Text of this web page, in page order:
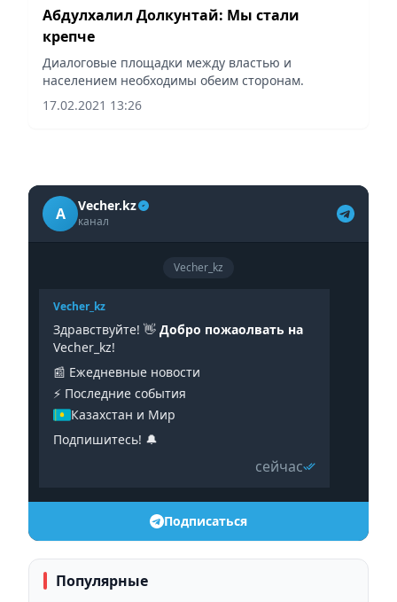
Абдулхалил Долкунтай: Мы стали
крепче
Диалоговые площадки между властью и
населением необходимы обеим сторонам.
17.02.2021 13:26
A Vecher.kz
канал
Vecher_kz
Vecher_kz
Здравствуйте! 👋 Добро пожаолвать на
Vecher_kz!
📰 Ежедневные новости
⚡️ Последние события
Казахстан и Мир
Подпишитесь! 🔔
сейчас
Подписаться
Популярные